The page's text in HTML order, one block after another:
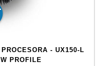
- UX150-L
PROFILE